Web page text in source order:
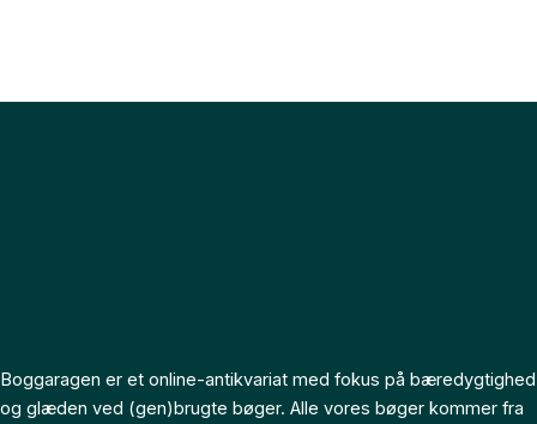
Boggaragen er et online-antikvariat med fokus på bæredygtighed
og glæden ved (gen)brugte bøger. Alle vores bøger kommer fra